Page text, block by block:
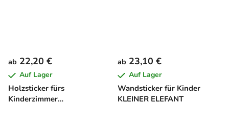
Holzsticker fürs
Kinderzimmer
ab 22,20 €
Auf Lager
Wandsticker für Kinder
KLEINER ELEFANT
ab 23,10 €
Auf Lager